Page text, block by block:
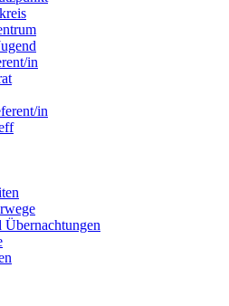
in
in
Übernachtungen